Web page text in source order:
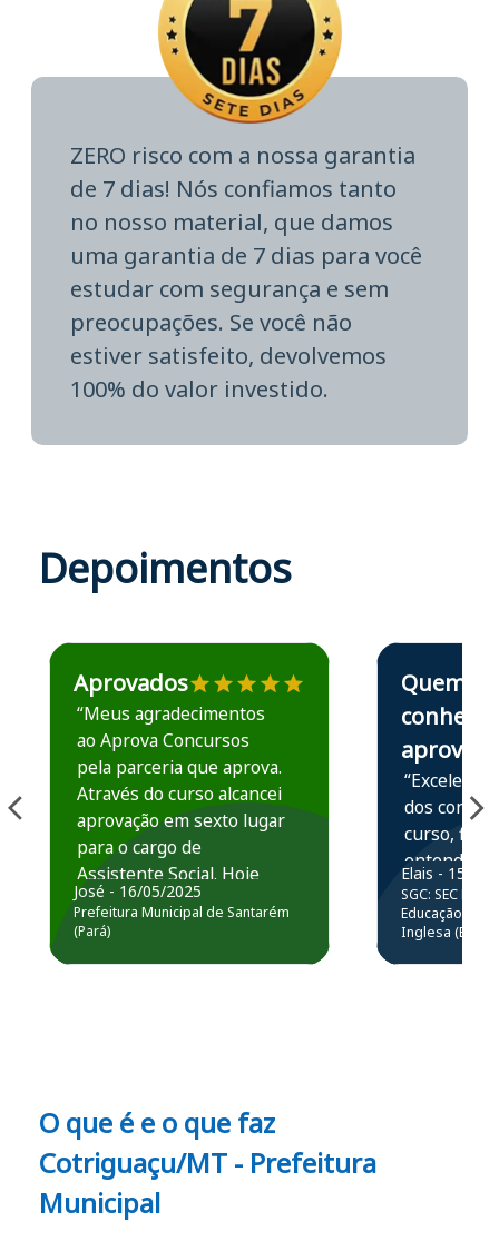
ZERO risco com a nossa garantia
de 7 dias! Nós confiamos tanto
no nosso material, que damos
uma garantia de 7 dias para você
estudar com segurança e sem
preocupações. Se você não
estiver satisfeito, devolvemos
100% do valor investido.
Depoimentos
Estudante José recomenda o Aprova Concursos em
Aprovados
“Meus agradecimentos
ao Aprova Concursos
pela parceria que aprova.
Através do curso alcancei
aprovação em sexto lugar
para o cargo de
Assistente Social. Hoje
estou atuando na
Prefeitura de Santarém.
José - 16/05/2025
Prefeitura Municipal de Santarém
(Pará)
Estudante Elais
Quem
conhece,
aprova
“Excelente
dos
curso,
entender e
prática
resolução
questões.”
Elais - 15/07/
SGC: SEC BA
Educação
Inglesa (Edital
O que é e o que faz
Cotriguaçu/MT - Prefeitura
Municipal